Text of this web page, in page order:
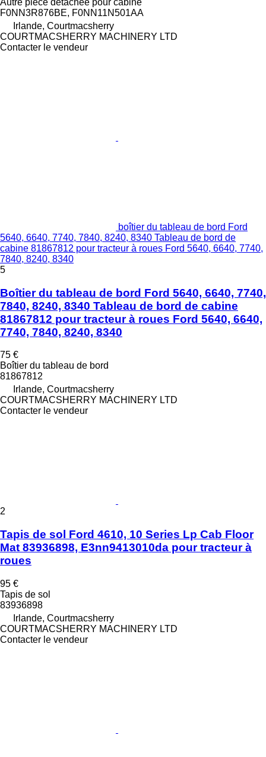
Autre pièce détachée pour cabine
F0NN3R876BE, F0NN11N501AA
Irlande, Courtmacsherry
COURTMACSHERRY MACHINERY LTD
Contacter le vendeur
boîtier du tableau de bord Ford
5640, 6640, 7740, 7840, 8240, 8340 Tableau de bord de
cabine 81867812 pour tracteur à roues Ford 5640, 6640, 7740,
7840, 8240, 8340
5
Boîtier du tableau de bord Ford 5640, 6640, 7740,
7840, 8240, 8340 Tableau de bord de cabine
81867812 pour tracteur à roues Ford 5640, 6640,
7740, 7840, 8240, 8340
75 €
Boîtier du tableau de bord
81867812
Irlande, Courtmacsherry
COURTMACSHERRY MACHINERY LTD
Contacter le vendeur
2
Tapis de sol Ford 4610, 10 Series Lp Cab Floor
Mat 83936898, E3nn9413010da pour tracteur à
roues
95 €
Tapis de sol
83936898
Irlande, Courtmacsherry
COURTMACSHERRY MACHINERY LTD
Contacter le vendeur